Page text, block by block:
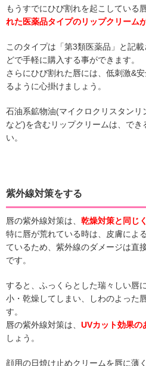
もうすでにひび割れを起こしている唇
れた医薬品タイプのリップクリーム
このタイプは「第3類医薬品」と記
どで手軽に購入する事ができます。
さらにひび割れた唇には、低刺激&
るように心掛けましょう。
石油系鉱物油(マイクロクリスタン
など)を含むリップクリームは、でき
い。
紫外線対策をする
唇の紫外線対策は、 乾燥対策と同じ
特に唇が荒れている時は、皮膚によ
ているため、紫外線のダメージは直
です。
すると、ふっくらとした瑞々しい唇
小・乾燥してしまい、しわのよった
す。
唇の紫外線対策は、 UVカット効果の
しょう。
顔用の日焼け止めクリームを唇に薄